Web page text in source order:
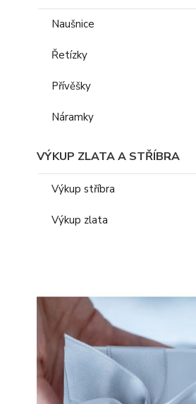
Naušnice
Řetízky
Přívěšky
Náramky
VÝKUP ZLATA A STŘÍBRA
Výkup stříbra
Výkup zlata